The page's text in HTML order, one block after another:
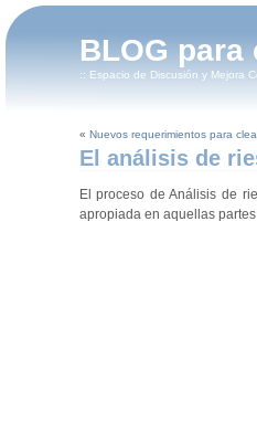
BLOG para
:: Espacio de Discusión y Mejora
« Nuevos requerimientos para
El análisis de
El proceso de Análisis de
apropiada en aquellas